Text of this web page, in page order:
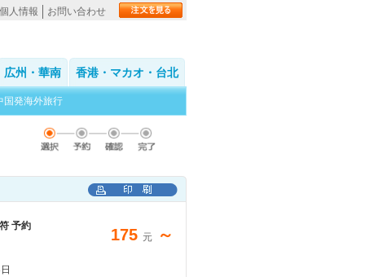
個人情報 お問い合わせ
広州・華南 香港・マカオ・台北
国発海外旅行
175 元 ～
予約